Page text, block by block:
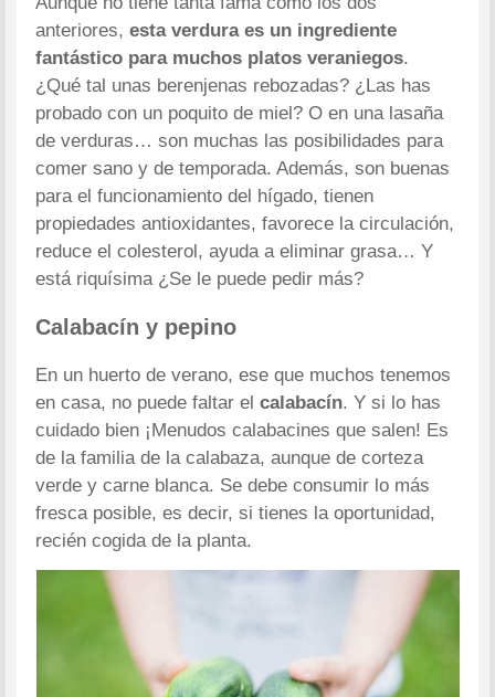
anteriores, esta verdura es un ingrediente
fantástico para muchos platos veraniegos.
¿Qué tal unas berenjenas rebozadas? ¿Las has
probado con un poquito de miel? O en una lasaña
de verduras… son muchas las posibilidades para
comer sano y de temporada. Además, son buenas
para el funcionamiento del hígado, tienen
propiedades antioxidantes, favorece la circulación,
reduce el colesterol, ayuda a eliminar grasa… Y
está riquísima ¿Se le puede pedir más?
Calabacín y pepino
En un huerto de verano, ese que muchos tenemos
en casa, no puede faltar elcalabacín. Y si lo has
cuidado bien ¡Menudos calabacines que salen! Es
de la familia de la calabaza, aunque de corteza
verde y carne blanca. Se debe consumir lo más
fresca posible, es decir, si tienes la oportunidad,
recién cogida de la planta.